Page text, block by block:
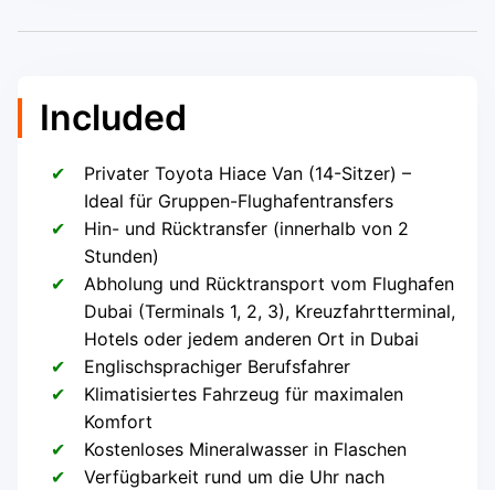
Included
Privater Toyota Hiace Van (14-Sitzer) –
Ideal für Gruppen-Flughafentransfers
Hin- und Rücktransfer (innerhalb von 2
Stunden)
Abholung und Rücktransport vom Flughafen
Dubai (Terminals 1, 2, 3), Kreuzfahrtterminal,
Hotels oder jedem anderen Ort in Dubai
Englischsprachiger Berufsfahrer
Klimatisiertes Fahrzeug für maximalen
Komfort
Kostenloses Mineralwasser in Flaschen
Verfügbarkeit rund um die Uhr nach